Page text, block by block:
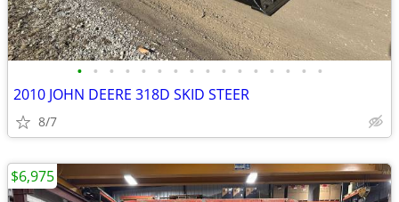
• • • • • • • • • • • • • • • •
2010 JOHN DEERE 318D SKID STEER
8/7
$6,975